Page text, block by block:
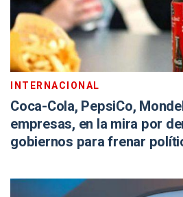
INTERNACIONAL
Coca-Cola, PepsiCo,
empresas, en la mira por
gobiernos para frenar